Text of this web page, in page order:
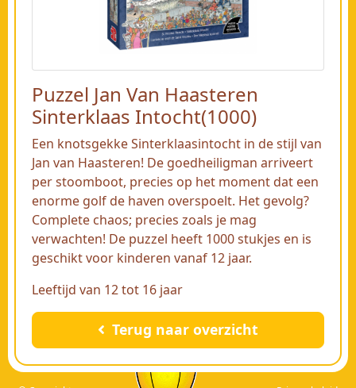
Puzzel Jan Van Haasteren
Sinterklaas Intocht(1000)
Een knotsgekke Sinterklaasintocht in de stijl van
Jan van Haasteren! De goedheiligman arriveert
per stoomboot, precies op het moment dat een
enorme golf de haven overspoelt. Het gevolg?
Complete chaos; precies zoals je mag
verwachten! De puzzel heeft 1000 stukjes en is
geschikt voor kinderen vanaf 12 jaar.
Leeftijd van 12 tot 16 jaar
Terug naar overzicht